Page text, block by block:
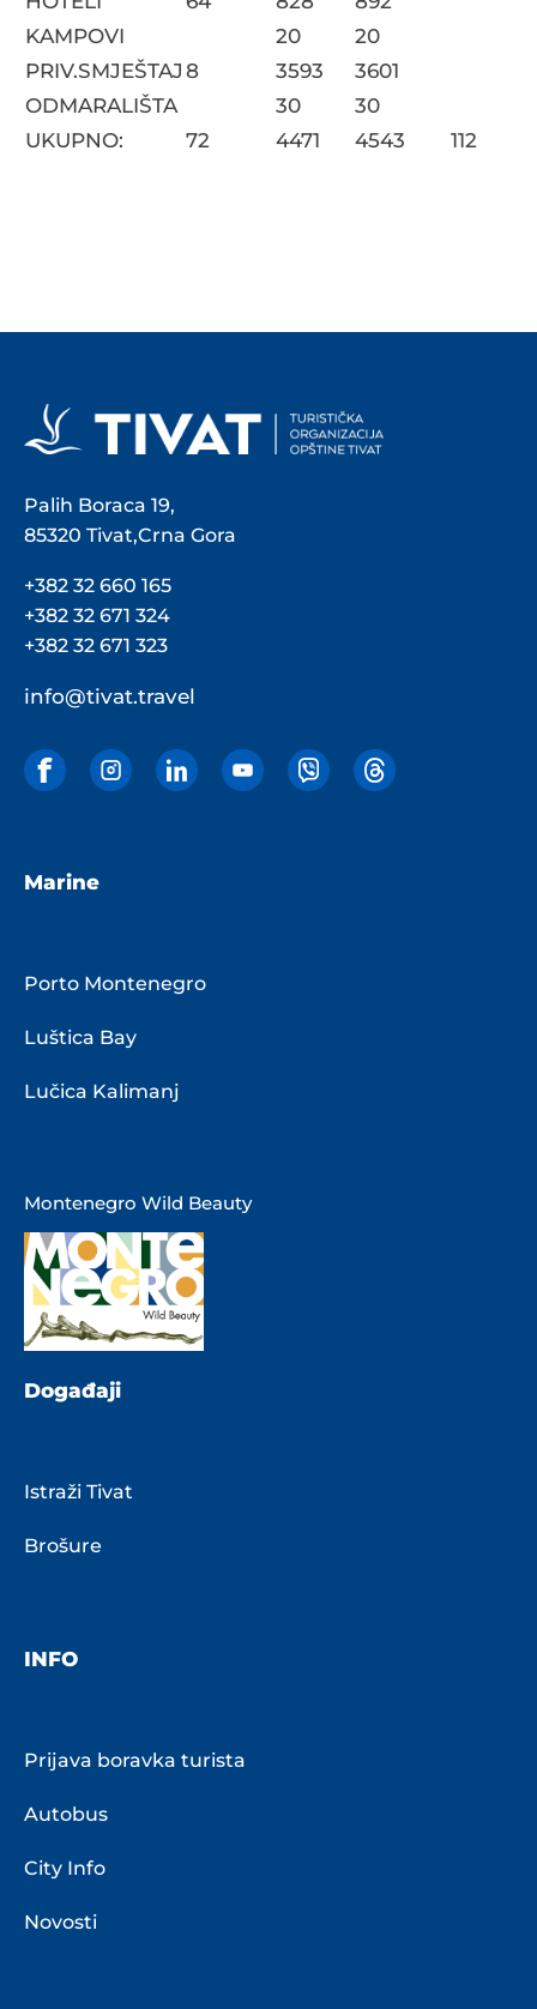
KAMPOVI
20
20
PRIV.SMJEŠTAJ 8 3593
3601
ODMARALIŠTA
30
30
UKUPNO:
72 4471 4543 112
Palih Boraca 19,
85320 Tivat,Crna Gora
+382 32 660 165
+382 32 671 324
+382 32 671 323
info@tivat.travel
Marine
Porto Montenegro
Luštica Bay
Lučica Kalimanj
Montenegro Wild Beauty
Događaji
Istraži Tivat
Brošure
INFO
Prijava boravka turista
Autobus
City Info
Novosti